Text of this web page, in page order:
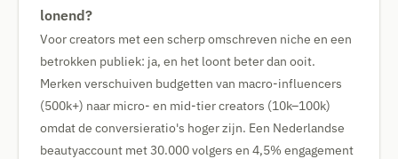
lonend?
Voor creators met een scherp omschreven niche en een
betrokken publiek: ja, en het loont beter dan ooit.
Merken verschuiven budgetten van macro-influencers
(500k+) naar micro- en mid-tier creators (10k–100k)
omdat de conversieratio's hoger zijn. Een Nederlandse
beautyaccount met 30.000 volgers en 4,5% engagement